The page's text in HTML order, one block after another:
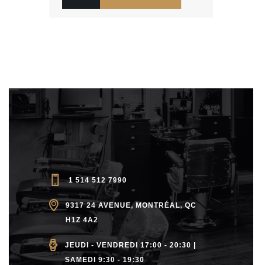
1 514 512 7990
9317 24 AVENUE, MONTRÉAL, QC
H1Z 4A2
JEUDI - VENDREDI 17:00 - 20:30 |
SAMEDI 9:30 - 19:30